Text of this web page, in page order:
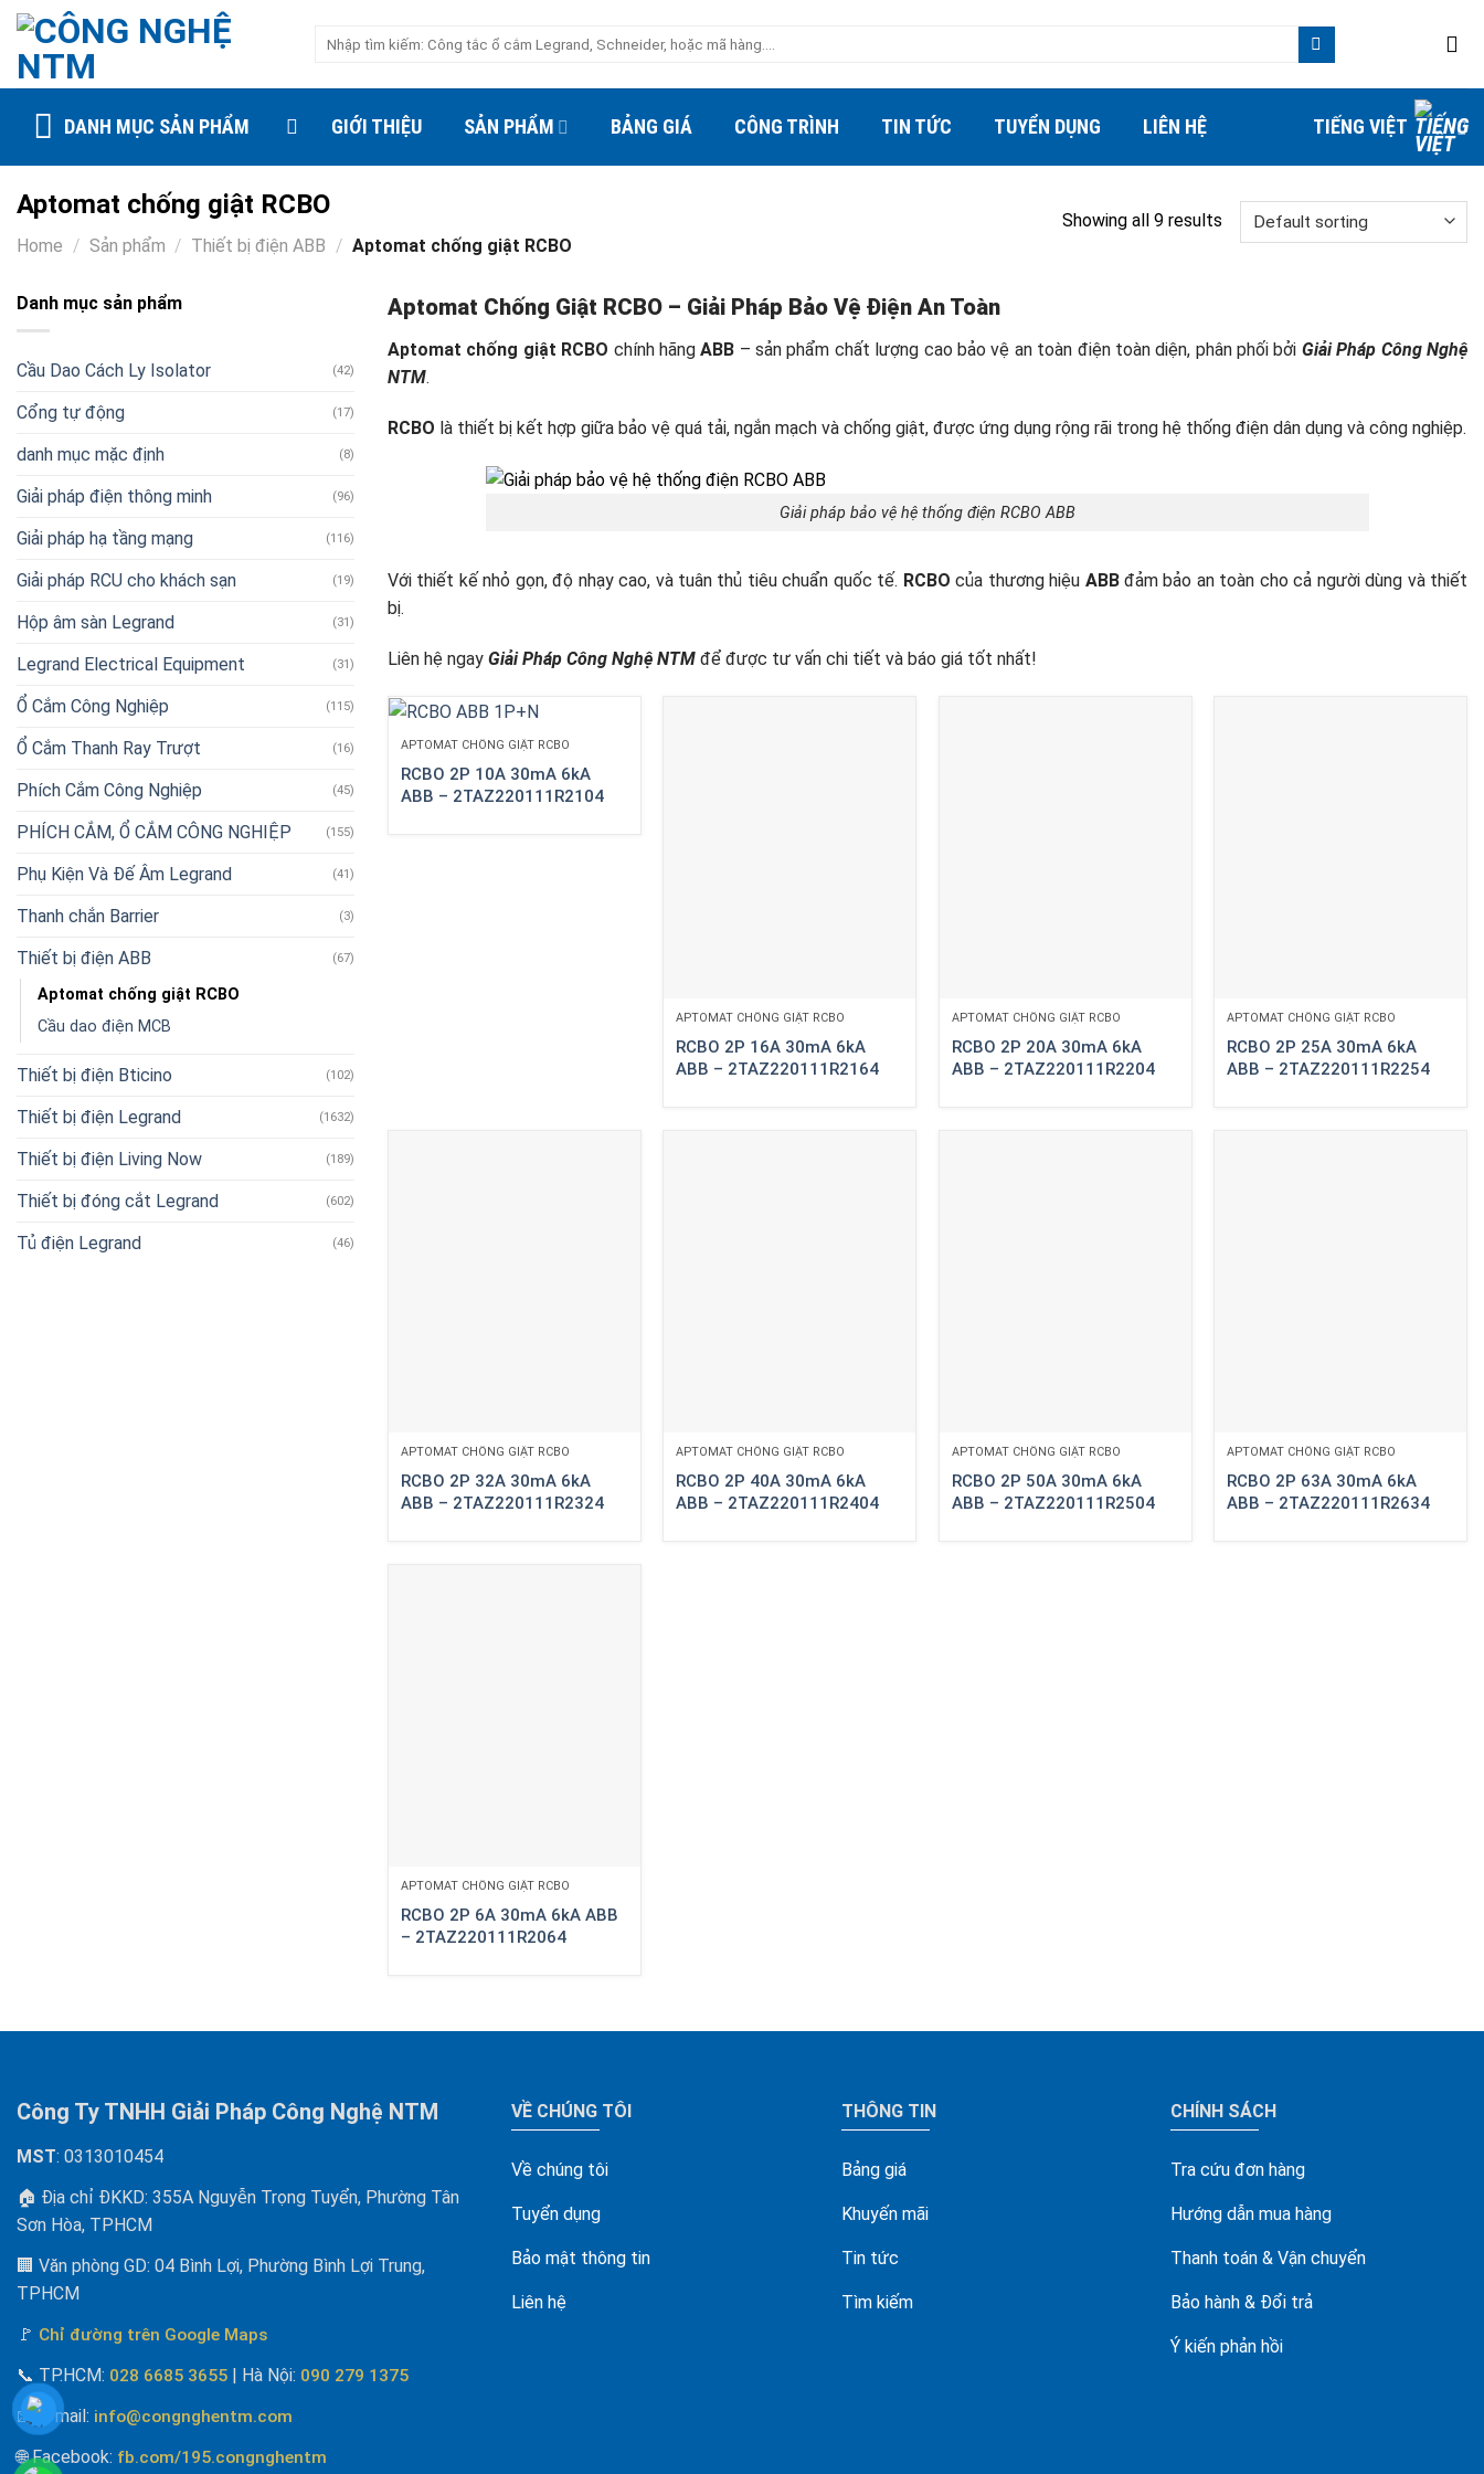
Skip
content
DANH MỤC SẢN PHẨM GIỚI THIỆU SẢN PHẨM BẢNG GIÁ CÔNG TRÌNH TIN TỨC TUYỂN DỤNG LIÊN HỆ TIẾNG VIỆT
Aptomat chống giật RCBO
Home / Sản phẩm / Thiết bị điện ABB / Aptomat chống giật RCBO
Showing all 9 results
Danh mục sản phẩm
Cầu Dao Cách Ly Isolator (42)
Cổng tự động (17)
danh mục mặc định (8)
Giải pháp điện thông minh (96)
Giải pháp hạ tầng mạng (116)
Giải pháp RCU cho khách sạn (19)
Hộp âm sàn Legrand (31)
Legrand Electrical Equipment (31)
Ổ Cắm Công Nghiệp (115)
Ổ Cắm Thanh Ray Trượt (16)
Phích Cắm Công Nghiệp (45)
PHÍCH CẮM, Ổ CẮM CÔNG NGHIỆP (155)
Phụ Kiện Và Đế Âm Legrand (41)
Thanh chắn Barrier (3)
Thiết bị điện ABB (67)
Aptomat chống giật RCBO
Cầu dao điện MCB
Thiết bị điện Bticino (102)
Thiết bị điện Legrand (1632)
Thiết bị điện Living Now (189)
Thiết bị đóng cắt Legrand (602)
Tủ điện Legrand (46)
Aptomat Chống Giật RCBO – Giải Pháp Bảo Vệ Điện An Toàn
Aptomat chống giật RCBO chính hãngABB – sản phẩm chất lượng cao bảo vệ an toàn điện toàn diện, phân phối bởi Giải Pháp Công Nghệ
NTM.
RCBO là thiết bị kết hợp giữa bảo vệ quá tải, ngắn mạch và chống giật, được ứng dụng rộng rãi trong hệ thống điện dân dụng và công nghiệp.
Giải pháp bảo vệ hệ thống điện RCBO ABB
Với thiết kế nhỏ gọn, độ nhạy cao, và tuân thủ tiêu chuẩn quốc tế. RCBO của thương hiệu ABBđảm bảo an toàn cho cả người dùng và thiết
bị.
Liên hệ ngay Giải Pháp Công Nghệ NTM để được tư vấn chi tiết và báo giá tốt nhất!
APTOMAT CHỐNG GIẬT RCBO
RCBO 2P 10A 30mA 6kA
ABB – 2TAZ220111R2104
APTOMAT CHỐNG GIẬT RCBO
RCBO 2P 16A 30mA 6kA
ABB – 2TAZ220111R2164
APTOMAT CHỐNG GIẬT RCBO
RCBO 2P 20A 30mA 6kA
ABB – 2TAZ220111R2204
APTOMAT CHỐNG GIẬT RCBO
RCBO 2P 25A 30mA 6kA
ABB – 2TAZ220111R2254
APTOMAT CHỐNG GIẬT RCBO
RCBO 2P 32A 30mA 6kA
ABB – 2TAZ220111R2324
APTOMAT CHỐNG GIẬT RCBO
RCBO 2P 40A 30mA 6kA
ABB – 2TAZ220111R2404
APTOMAT CHỐNG GIẬT RCBO
RCBO 2P 50A 30mA 6kA
ABB – 2TAZ220111R2504
APTOMAT CHỐNG GIẬT RCBO
RCBO 2P 63A 30mA 6kA
ABB – 2TAZ220111R2634
APTOMAT CHỐNG GIẬT RCBO
RCBO 2P 6A 30mA 6kA ABB
– 2TAZ220111R2064
Công Ty TNHH Giải Pháp Công Nghệ NTM
MST: 0313010454
🏠 Địa chỉ ĐKKD: 355A Nguyễn Trọng Tuyển, Phường Tân
Sơn Hòa, TPHCM
🏢 Văn phòng GD: 04 Bình Lợi, Phường Bình Lợi Trung,
TPHCM
🚩 Chỉ đường trên Google Maps
📞 TP.HCM: 028 6685 3655 | Hà Nội: 090 279 1375
📧 E-mail: info@congnghentm.com
🌐 Facebook: fb.com/195.congnghentm
VỀ CHÚNG TÔI
Về chúng tôi
Tuyển dụng
Bảo mật thông tin
Liên hệ
THÔNG TIN
Bảng giá
Khuyến mãi
Tin tức
Tìm kiếm
CHÍNH SÁCH
Tra cứu đơn hàng
Hướng dẫn mua hàng
Thanh toán & Vận chuyển
Bảo hành & Đổi trả
Ý kiến phản hồi